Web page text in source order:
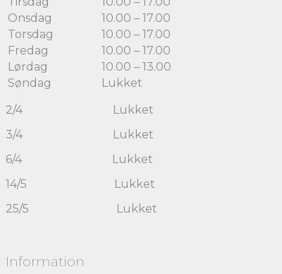
Onsdag
10.00 – 17.00
Torsdag
10.00 – 17.00
Fredag
10.00 – 17.00
Lørdag
10.00 – 13.00
Søndag
Lukket
2/4 Lukket
3/4 Lukket
6/4 Lukket
14/5 Lukket
25/5 Lukket
Information